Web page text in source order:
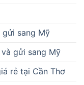
gửi sang Mỹ
gửi sang Mỹ
rẻ tại Cần Thơ